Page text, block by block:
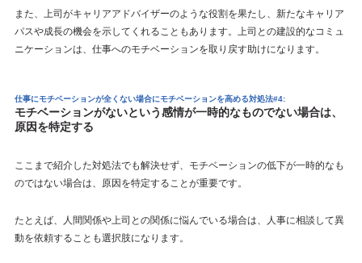
また、上司がキャリアアドバイザーのような役割を果たし、新たなキャリア
パスや成長の機会を示してくれることもあります。上司との建設的なコミュ
ニケーションは、仕事へのモチベーションを取り戻す助けになります。
仕事にモチベーションが全くない場合にモチベーションを高める対処法#4:
モチベーションがないという感情が一時的なものでない場合は、
原因を特定する
ここまで紹介した対処法でも解決せず、モチベーションの低下が一時的なも
のではない場合は、原因を特定することが重要です。
たとえば、人間関係や上司との関係に悩んでいる場合は、人事に相談して異
動を依頼することも選択肢になります。